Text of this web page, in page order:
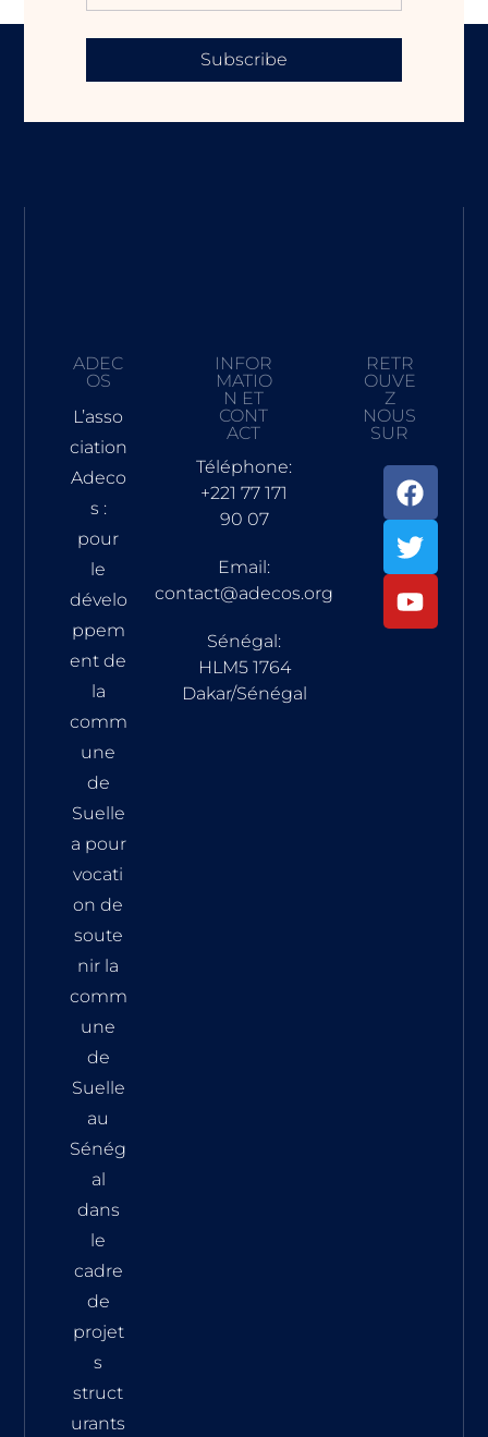
Subscribe
ADEC
OS
L’asso
ciation
Adeco
s :
pour
le
dévelo
ppem
ent de
la
comm
une
de
Suelle
a pour
vocati
on de
soute
nir la
comm
une
de
Suelle
au
Sénég
al
dans
le
cadre
de
projet
s
struct
urants
INFOR
MATIO
N ET
CONT
ACT
Téléphone:
+221 77 171
90 07
Email:
contact@adecos.org
Sénégal:
HLM5 1764
Dakar/Sénégal
RETR
OUVE
Z
NOUS
SUR